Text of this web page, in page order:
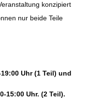
konzipiert
nur beide Teile
Uhr (1 Teil) und
15:00 Uhr. (2 Teil).